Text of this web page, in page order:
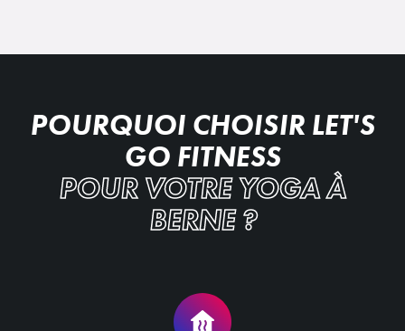
POURQUOI CHOISIR LET'S
GO FITNESS
POUR VOTRE YOGA À
BERNE ?